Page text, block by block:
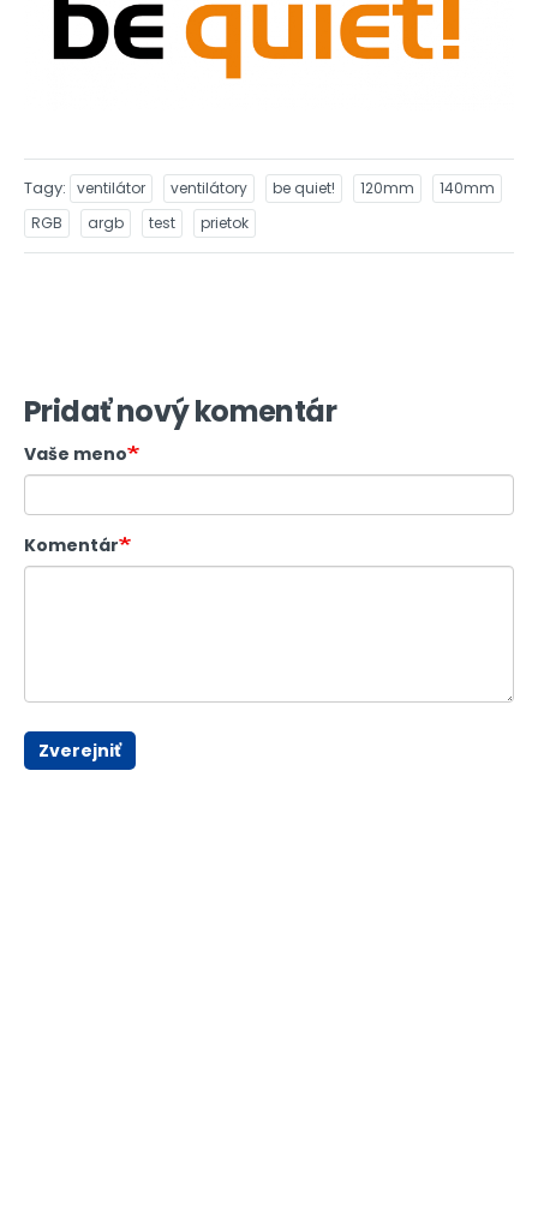
Tagy ventilátor ventilátory be quiet! 120mm
140mm
RGB
argb test prietok
Pridať nový komentár
Vaše meno
Komentár
Zverejniť